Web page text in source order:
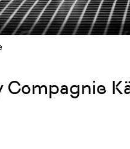
Compagnie